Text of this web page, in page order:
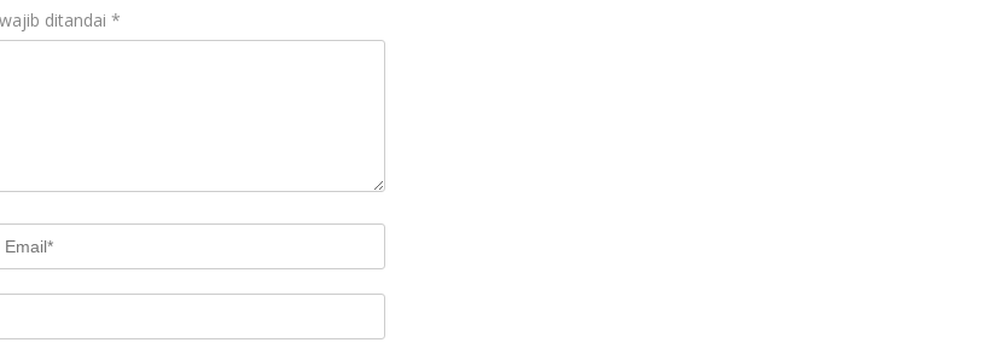
ditandai *